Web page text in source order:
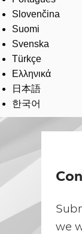
Slovenčina
Suomi
Svenska
Türkçe
Ελληνικά
日本語
한국어
we